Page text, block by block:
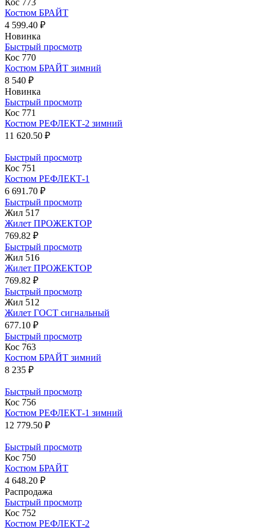
Кос 773
Костюм БРАЙТ
4 599.40 ₽
Новинка
Быстрый просмотр
Кос 770
Костюм БРАЙТ зимний
8 540 ₽
Новинка
Быстрый просмотр
Кос 771
Костюм РЕФЛЕКТ-2 зимний
11 620.50 ₽
Быстрый просмотр
Кос 751
Костюм РЕФЛЕКТ-1
6 691.70 ₽
Быстрый просмотр
Жил 517
Жилет ПРОЖЕКТОР
769.82 ₽
Быстрый просмотр
Жил 516
Жилет ПРОЖЕКТОР
769.82 ₽
Быстрый просмотр
Жил 512
Жилет ГОСТ сигнальный
677.10 ₽
Быстрый просмотр
Кос 763
Костюм БРАЙТ зимний
8 235 ₽
Быстрый просмотр
Кос 756
Костюм РЕФЛЕКТ-1 зимний
12 779.50 ₽
Быстрый просмотр
Кос 750
Костюм БРАЙТ
4 648.20 ₽
Распродажа
Быстрый просмотр
Кос 752
Костюм РЕФЛЕКТ-2